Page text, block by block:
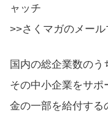
ャッチ
>>さくマガのメー
国内の総企業数のう
その中小企業をサポ
金の一部を給付する